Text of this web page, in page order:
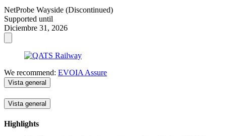
NetProbe Wayside (Discontinued)
Supported until
Diciembre 31, 2026
We recommend: EVOIA Assure
Vista general
Vista general
Highlights